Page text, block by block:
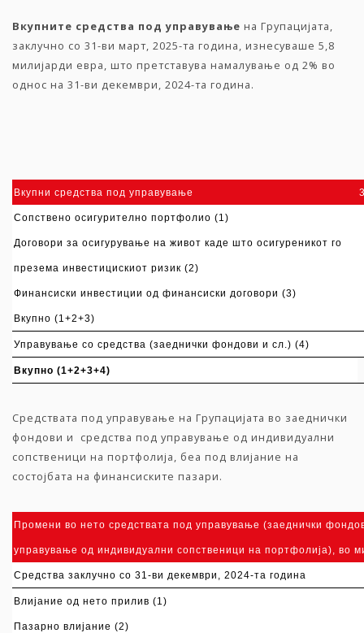
Вкупните средства под управување на Групацијата,
заклучно со 31-ви март, 2025-та година, изнесуваше 5,8
милијарди евра, што претставува намалување од 2% во
однос на 31-ви декември, 2024-та година.
Вкупни средства под управување
Сопствено осигурително портфолио (1)
Договори за осигурување на живот каде што осигуреникот го
презема инвестицискиот ризик (2)
Финансиски инвестиции од финансиски договори (3)
Вкупно (1+2+3)
Управување со средства (заеднички фондови и сл.) (4)
Вкупно (1+2+3+4)
Средствата под управување на Групацијата во заеднички
фондови и средства под управување од индивидуални
сопственици на портфолија, беа под влијание на
состојбата на финансиските пазари.
Промени во нето средствата под управување (заеднички
управување од индивидуални сопственици на портфолија), во
Средства заклучно со 31-ви декември, 2024-та година
Влијание од нето прилив (1)
Пазарно влијание (2)